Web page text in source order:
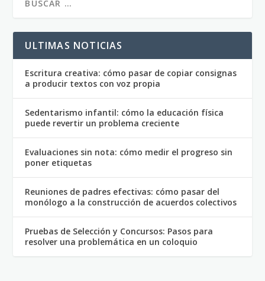
ULTIMAS NOTICIAS
Escritura creativa: cómo pasar de copiar consignas
a producir textos con voz propia
Sedentarismo infantil: cómo la educación física
puede revertir un problema creciente
Evaluaciones sin nota: cómo medir el progreso sin
poner etiquetas
Reuniones de padres efectivas: cómo pasar del
monólogo a la construcción de acuerdos colectivos
Pruebas de Selección y Concursos: Pasos para
resolver una problemática en un coloquio